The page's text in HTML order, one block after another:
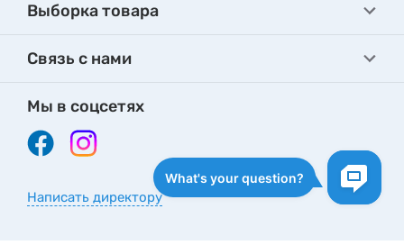
Выборка товара
Связь с нами
Мы в соцсетях
Написать директору